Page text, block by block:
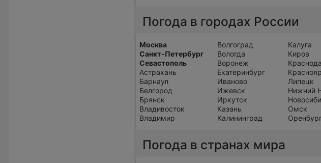
Погода в городах России
Москва
Санкт-Петербург
Севастополь
Астрахань
Барнаул
Белгород
Брянск
Владивосток
Владимир
Волгоград
Вологда
Воронеж
Екатеринбург
Иваново
Ижевск
Иркутск
Казань
Калининград
Калуга
Киров
Липецк
Нижний
Омск
Погода в странах мира